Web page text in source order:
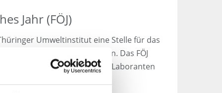
Jahr (FÖJ)
Umweltinstitut eine Stelle für das
in Krauthausen, Thüringen an. Das FÖJ
Arbeitsalltag eines „Laboranten